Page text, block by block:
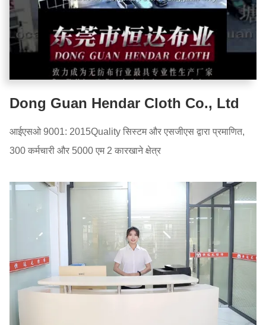
Dong Guan Hendar Cloth Co., Ltd
आईएसओ 9001: 2015Quality सिस्टम और एसजीएस द्वारा प्रमाणित,
300 कर्मचारी और 5000 एम 2 कारखाने क्षेत्र